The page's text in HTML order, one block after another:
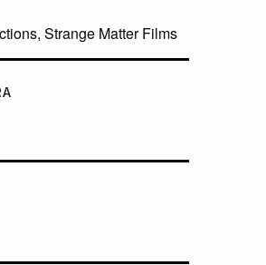
Strange Matter Films